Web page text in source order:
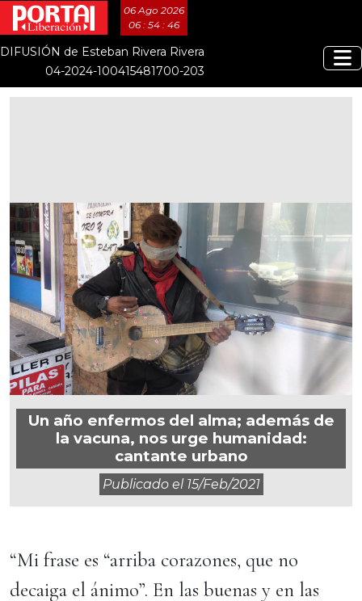
06 Ago 2026
06 : 54 : 46
DIFUSIÓN de Esteban Rivera Rivera
04-2024-100415481700-203
Un año enfermos del alma; además de
la vacuna, nos urge humanidad:
cantante urbano
Publicado el 15/feb/2021
“Mi frase es “arriba corazones, que no
decaiga el ánimo”. En las buenas y en las